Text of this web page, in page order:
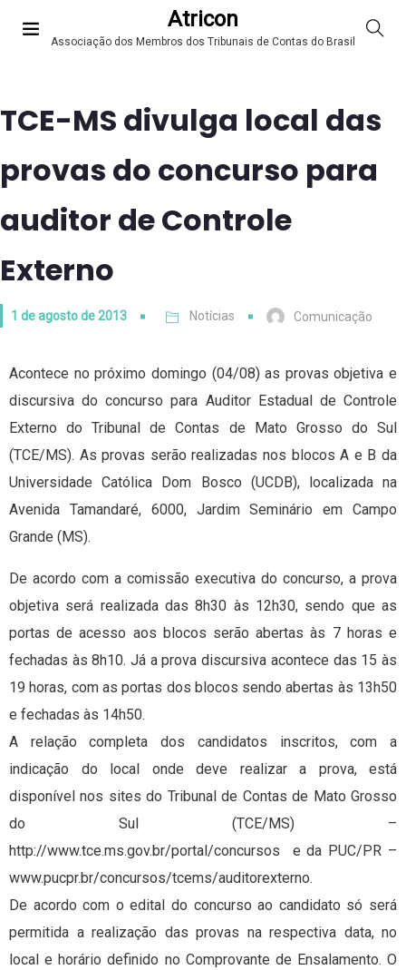
Atricon
Associação dos Membros dos Tribunais de Contas do Brasil
TCE-MS divulga local das
provas do concurso para
auditor de Controle
Externo
1 de agosto de 2013 Notícias Comunicação
Acontece no próximo domingo (04/08) as provas objetiva e
discursiva do concurso para Auditor Estadual de Controle
Externo do Tribunal de Contas de Mato Grosso do Sul
(TCE/MS). As provas serão realizadas nos blocos A e B da
Universidade Católica Dom Bosco (UCDB), localizada na
Avenida Tamandaré, 6000, Jardim Seminário em Campo
Grande (MS).
De acordo com a comissão executiva do concurso, a prova
objetiva será realizada das 8h30 às 12h30, sendo que as
portas de acesso aos blocos serão abertas às 7 horas e
fechadas às 8h10. Já a prova discursiva acontece das 15 às
19 horas, com as portas dos blocos sendo abertas às 13h50
e fechadas às 14h50.
A relação completa dos candidatos inscritos, com a
indicação do local onde deve realizar a prova, está
disponível nos sites do Tribunal de Contas de Mato Grosso
do Sul (TCE/MS) –
http://www.tce.ms.gov.br/portal/concursos e da PUC/PR –
www.pucpr.br/concursos/tcems/auditorexterno.
De acordo com o edital do concurso ao candidato só será
permitida a realização das provas na respectiva data, no
local e horário definido no Comprovante de Ensalamento. O